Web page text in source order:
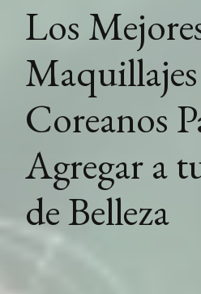
Los
Maquillajes
Coreanos
Agregar a
de Belleza